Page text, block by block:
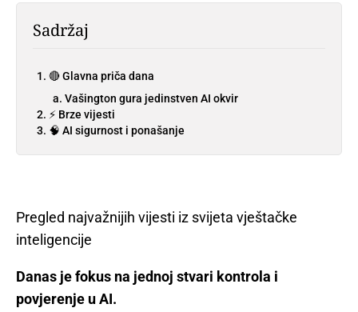
Sadržaj
🔴 Glavna priča dana
Vašington gura jedinstven AI okvir
⚡ Brze vijesti
🧠 AI sigurnost i ponašanje
Pregled najvažnijih vijesti iz svijeta vještačke
inteligencije
Danas je fokus na jednoj stvari kontrola i
povjerenje u AI.